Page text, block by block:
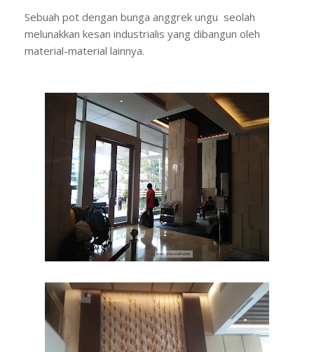
Sebuah pot dengan bunga anggrek ungu seolah
melunakkan kesan industrialis yang dibangun oleh
material-material lainnya.